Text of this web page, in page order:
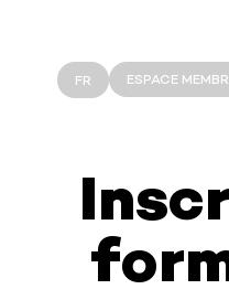
FR ESPACE